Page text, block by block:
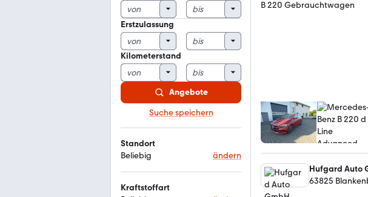
Erstzulassung
Kilometerstand
Angebote
Suche speichern
Standort
Beliebig
ändern
Kraftstoffart
Hufgard Auto
63825